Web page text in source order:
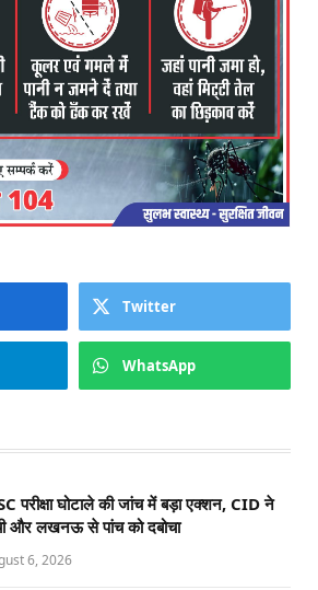
Twitter
WhatsApp
परीक्षा घोटाले की जांच में बड़ा एक्शन, CID ने
और लखनऊ से पांच को दबोचा
6, 2026